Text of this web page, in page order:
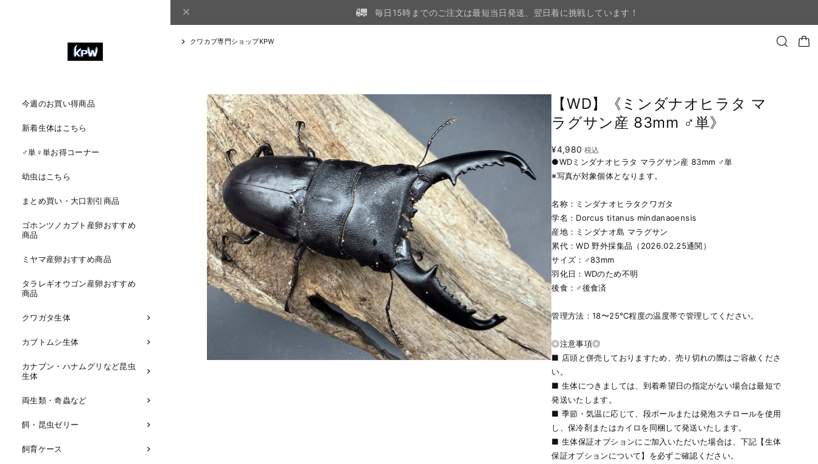
今週のお買い得商品
新着生体はこちら
♂単♀単お得コーナー
幼虫はこちら
まとめ買い・大口割引商品
ゴホンツノカブト産卵おすすめ
商品
ミヤマ産卵おすすめ商品
タラレギオウゴン産卵おすすめ
商品
クワガタ生体
カブトムシ生体
カナブン・ハナムグリなど昆虫
生体
両生類・奇蟲など
餌・昆虫ゼリー
飼育ケース
毎日15時までのご注文は最短当日発送、翌日着に挑戦しています！
クワカブ専門ショップKPW
【WD】《ミンダナオヒラタ マ
ラグサン産 83mm ♂単》
¥4,980 税込
●WDミンダナオヒラタ マラグサン産 83mm ♂単
※写真が対象個体となります。
名称：ミンダナオヒラタクワガタ
学名：Dorcus titanus mindanaoensis
産地：ミンダナオ島 マラグサン
累代：WD 野外採集品（2026.02.25通関）
サイズ：♂83mm
羽化日：WDのため不明
後食：♂後食済
管理方法：18〜25℃程度の温度帯で管理してください。
◎注意事項◎
■ 店頭と併売しておりますため、売り切れの際はご容赦くださ
い。
■ 生体につきましては、到着希望日の指定がない場合は最短で
発送いたします。
■ 季節・気温に応じて、段ボールまたは発泡スチロールを使用
し、保冷剤またはカイロを同梱して発送いたします。
■ 生体保証オプションにご加入いただいた場合は、下記【生体
保証オプションについて】を必ずご確認ください。